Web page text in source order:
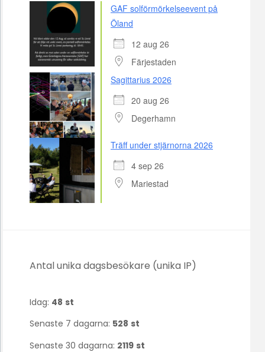
GAF solförmörkelseevent på
Öland
12 aug 26
Färjestaden
Sagittarius 2026
20 aug 26
Degerhamn
Träff under stjärnorna 2026
4 sep 26
Mariestad
Antal unika dagsbesökare (unika IP)
Idag: 48 st
Senaste 7 dagarna: 528 st
Senaste 30 dagarna: 2119 st